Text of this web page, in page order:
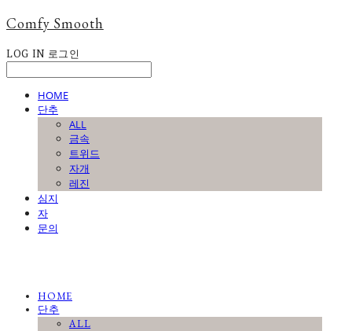
Comfy Smooth
LOG IN 로그인
HOME
단추
ALL
금속
트위드
자개
레진
심지
자
문의
HOME
단추
ALL